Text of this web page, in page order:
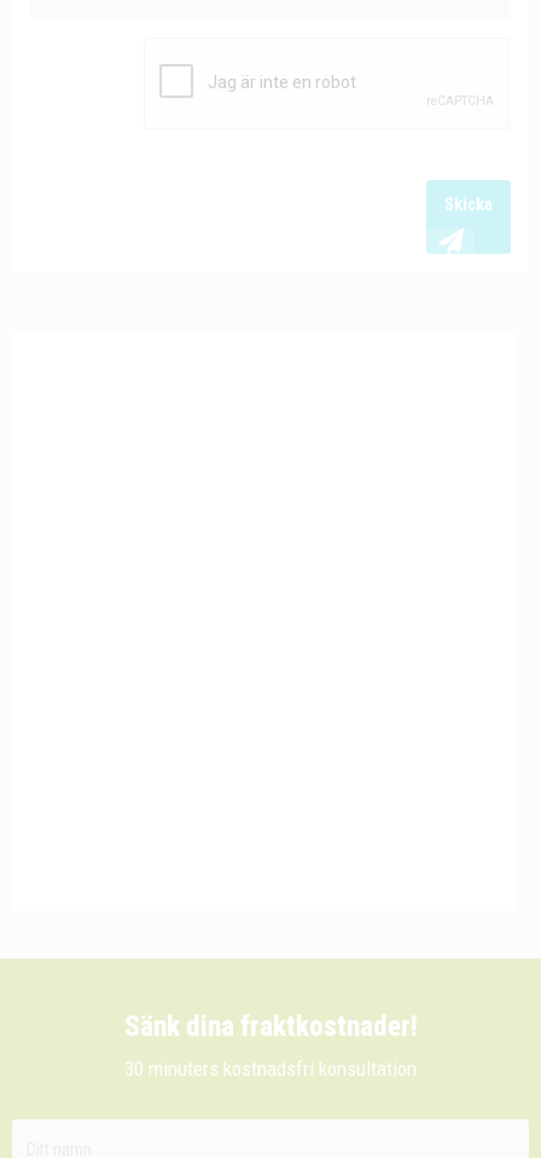
Skicka
Sänk dina fraktkostnader!
30 minuters kostnadsfri konsultation